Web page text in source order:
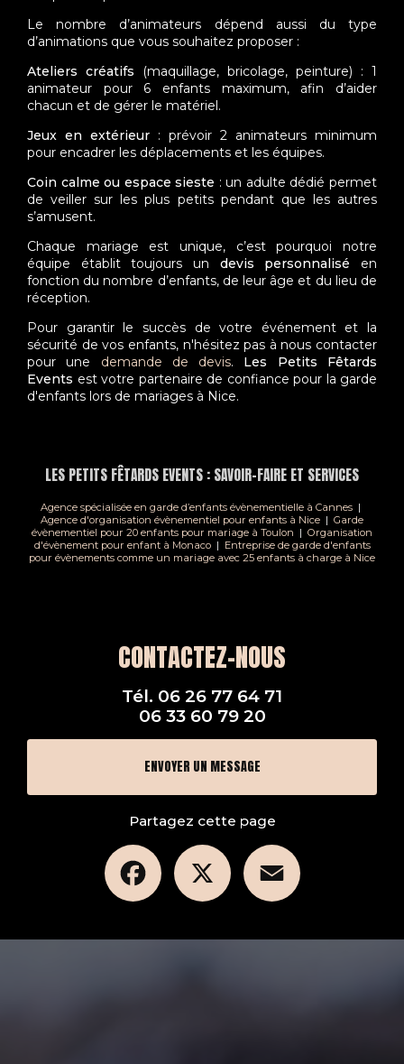
Le nombre d’animateurs dépend aussi du type
d’animations que vous souhaitez proposer :
Ateliers créatifs (maquillage, bricolage, peinture) : 1
animateur pour 6 enfants maximum, afin d’aider
chacun et de gérer le matériel.
Jeux en extérieur : prévoir 2 animateurs minimum
pour encadrer les déplacements et les équipes.
Coin calme ou espace sieste : un adulte dédié permet
de veiller sur les plus petits pendant que les autres
s’amusent.
Chaque mariage est unique, c’est pourquoi notre
équipe établit toujours un devis personnalisé en
fonction du nombre d’enfants, de leur âge et du lieu de
réception.
Pour garantir le succès de votre événement et la
sécurité de vos enfants, n'hésitez pas à nous contacter
pour une demande de devis. Les Petits Fêtards
Events est votre partenaire de confiance pour la garde
d'enfants lors de mariages à Nice.
LES PETITS FÊTARDS EVENTS : SAVOIR-FAIRE ET SERVICES
Agence spécialisée en garde d’enfants évènementielle à Cannes |
Agence d'organisation évènementiel pour enfants à Nice | Garde
évènementiel pour 20 enfants pour mariage à Toulon | Organisation
d'évènement pour enfant à Monaco | Entreprise de garde d'enfants
pour évènements comme un mariage avec 25 enfants à charge à Nice
CONTACTEZ-NOUS
Tél. 06 26 77 64 71
06 33 60 79 20
ENVOYER UN MESSAGE
Partagez cette page
Facebook